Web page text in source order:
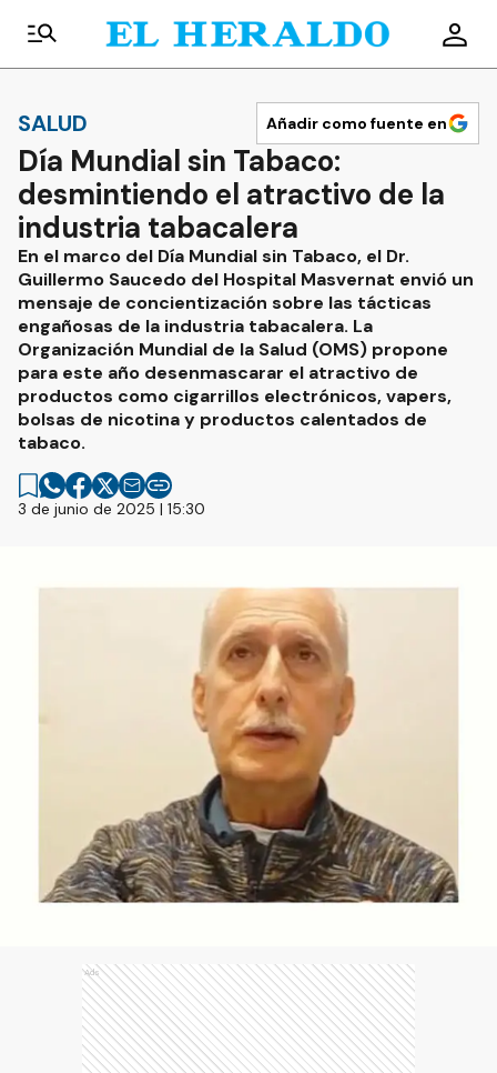
SALUD Añadir como fuente en
Día Mundial sin Tabaco:
desmintiendo el atractivo de la
industria tabacalera
En el marco del Día Mundial sin Tabaco, el Dr.
Guillermo Saucedo del Hospital Masvernat envió un
mensaje de concientización sobre las tácticas
engañosas de la industria tabacalera. La
Organización Mundial de la Salud (OMS) propone
para este año desenmascarar el atractivo de
productos como cigarrillos electrónicos, vapers,
bolsas de nicotina y productos calentados de
tabaco.
3 de junio de 2025 | 15:30
Ads